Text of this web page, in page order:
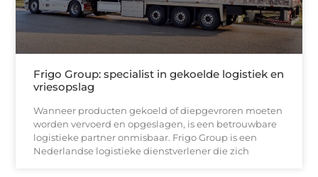
Frigo Group: specialist in gekoelde logistiek en
vriesopslag
Wanneer producten gekoeld of diepgevroren moeten
worden vervoerd en opgeslagen, is een betrouwbare
logistieke partner onmisbaar. Frigo Group is een
Nederlandse logistieke dienstverlener die zich